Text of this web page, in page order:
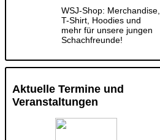
WSJ-Shop: Merchandise,
T-Shirt, Hoodies und
mehr für unsere jungen
Schachfreunde!
Aktuelle Termine und
Veranstaltungen